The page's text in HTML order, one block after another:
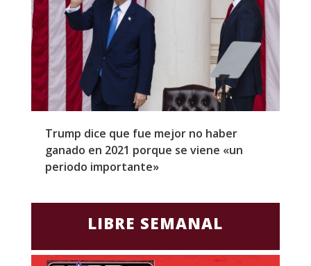
Trump dice que fue mejor no haber
ganado en 2021 porque se viene «un
periodo importante»
LIBRE SEMANAL